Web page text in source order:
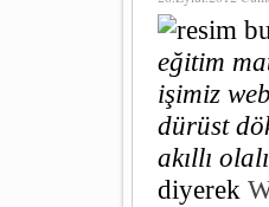
eğitim
işimiz
dürüst
akıllı
diyerek